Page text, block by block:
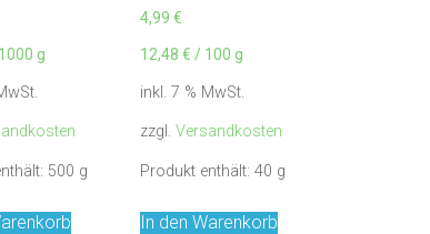
1000 g
500 g
4,99€
12,48€ / 100 g
inkl. 7 % MwSt.
zzgl.Versandkosten
Produkt enthält: 40 g
In den Warenkorb